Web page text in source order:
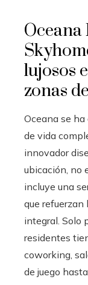
Oceana
lujosos
zonas
Oceana se
de vida
innovador
ubicación, no
incluye una
que refuerzan
integral. Solo
residentes
coworking,
de juego